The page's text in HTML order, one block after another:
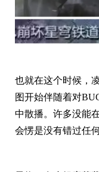
也就在这个时候，
图开始伴随着对
中散播。许多没能
会愣是没有错过任